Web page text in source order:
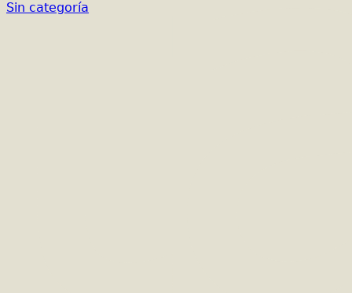
Sin categoría